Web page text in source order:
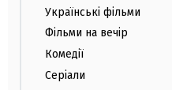
Українські фільми
Фільми на вечір
Комедії
Серіали